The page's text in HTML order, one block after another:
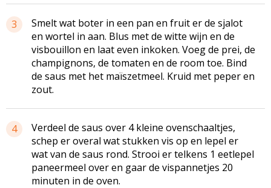
3
Smelt wat boter in een pan en fruit er de sjalot
en wortel in aan. Blus met de witte wijn en de
visbouillon en laat even inkoken. Voeg de prei, de
champignons, de tomaten en de room toe. Bind
de saus met het maïszetmeel. Kruid met peper en
zout.
4
Verdeel de saus over 4 kleine ovenschaaltjes,
schep er overal wat stukken vis op en lepel er
wat van de saus rond. Strooi er telkens 1 eetlepel
paneermeel over en gaar de vispannetjes 20
minuten in de oven.